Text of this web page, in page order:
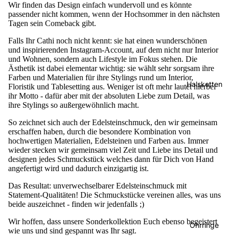
Halsketten
Mala und
Ohrringe
Wir finden das Design einfach wundervoll und es könnte
passender nicht kommen, wenn der Hochsommer in den nächsten
Tagen sein Comeback gibt.
Falls Ihr Cathi noch nicht kennt: sie hat einen wunderschönen
und inspirierenden Instagram-Account, auf dem nicht nur Interior
und Wohnen, sondern auch Lifestyle im Fokus stehen. Die
Ästhetik ist dabei elementar wichtig: sie wählt sehr sorgsam ihre
Farben und Materialien für ihre Stylings rund um Interior,
Floristik und Tablesetting aus. Weniger ist oft mehr lautet hierbei
ihr Motto - dafür aber mit der absoluten Liebe zum Detail, was
ihre Stylings so außergewöhnlich macht.
So zeichnet sich auch der Edelsteinschmuck, den wir gemeinsam
erschaffen haben, durch die besondere Kombination von
hochwertigen Materialien, Edelsteinen und Farben aus. Immer
wieder stecken wir gemeinsam viel Zeit und Liebe ins Detail und
designen jedes Schmuckstück welches dann für Dich von Hand
angefertigt wird und dadurch einzigartig ist.
Das Resultat: unverwechselbarer Edelsteinschmuck mit
Statement-Qualitäten! Die Schmuckstücke vereinen alles, was uns
beide auszeichnet - finden wir jedenfalls ;)
Wir hoffen, dass unsere Sonderkollektion Euch ebenso begeistert
wie uns und sind gespannt was Ihr sagt.